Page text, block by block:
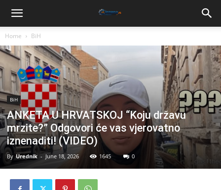
Home BiH
BiH
ANKETA U HRVATSKOJ “Koju državu
mrzite?” Odgovori će vas vjerovatno
iznenaditi! (VIDEO)
By Urednik - June 18, 2026 1645 0